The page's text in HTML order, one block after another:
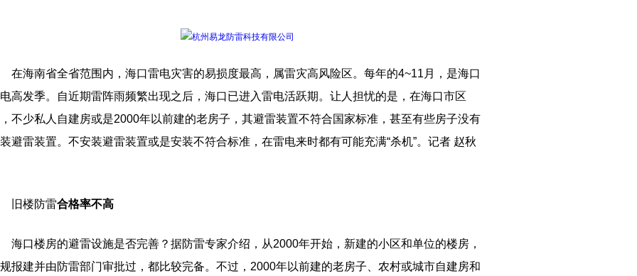
海南省全省范围内，海口雷电灾害的易损度最高，属雷灾高风险区。每年的4~11月，是海口
高发季。自近期雷阵雨频繁出现之后，海口已进入雷电活跃期。让人担忧的是，在海口市区
不少私人自建房或是2000年以前建的老房子，其避雷装置不符合国家标准，甚至有些房子没有
避雷装置。不安装避雷装置或是安装不符合标准，在雷电来时都有可能充满“杀机”。记者 赵秋
楼防雷合格率不高
口楼房的避雷设施是否完善？据防雷专家介绍，从2000年开始，新建的小区和单位的楼房，
报建并由防雷部门审批过，都比较完备。不过，2000年以前建的老房子、农村或城市自建房和